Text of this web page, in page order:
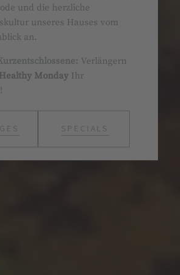
und die herzliche
unseres Hauses vom
an.
Verlängern
Healthy Monday Ihr
SPECIALS